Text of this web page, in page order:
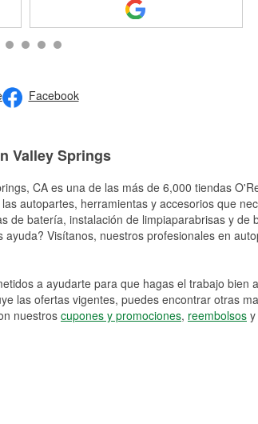
Facebook
Valley Springs
, CA es una de las más de 6,000 tiendas
autopartes, herramientas y accesorios que
de batería, instalación de limpiaparabrisas y de
Visítanos, nuestros profesionales en
a ayudarte para que hagas el trabajo bien
las ofertas vigentes, puedes encontrar otras
nuestros cupones y promociones, reembolsos y